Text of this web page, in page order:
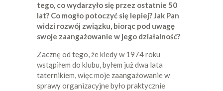
tego, co wydarzyło się przez ostatnie 50
lat? Co mogło potoczyć się lepiej? Jak Pan
widzi rozwój związku, biorąc pod uwagę
swoje zaangażowanie w jego działalność?
Zacznę od tego, że kiedy w 1974 roku
wstąpiłem do klubu, byłem już dwa lata
taternikiem, więc moje zaangażowanie w
sprawy organizacyjne było praktycznie